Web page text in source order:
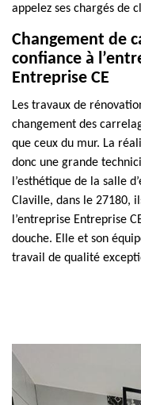
appelez ses chargés de
Changement de
confiance à
Entreprise CE
Les travaux de
changement des
que ceux du mur. La
donc une grande
l’esthétique de la salle
Claville, dans le 27180,
l’entreprise Entreprise
douche. Elle et son
travail de qualité